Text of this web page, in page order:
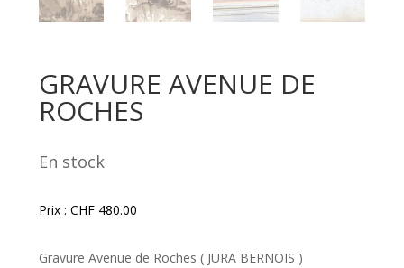
GRAVURE AVENUE DE
ROCHES
En stock
Prix : CHF480.00
Gravure Avenue de Roches ( JURA BERNOIS )